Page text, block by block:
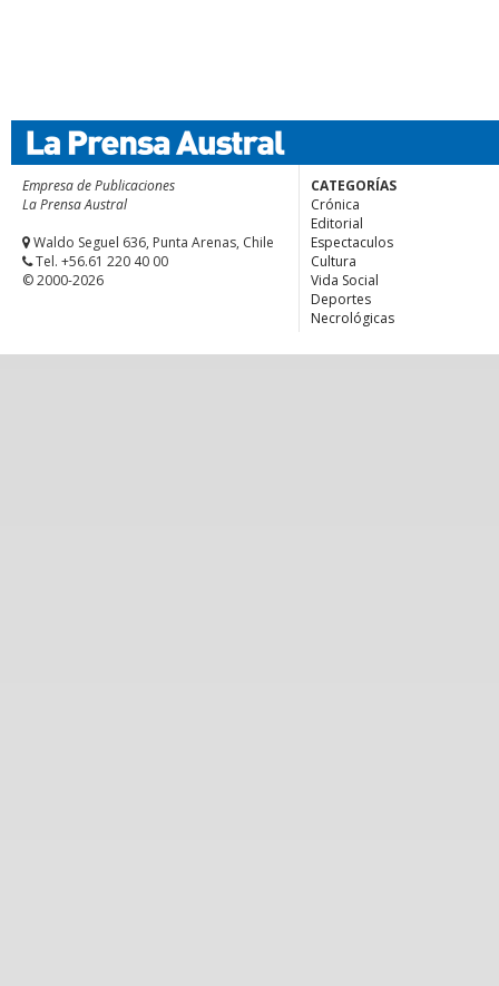
Empresa de Publicaciones
La Prensa Austral
Waldo Seguel 636, Punta Arenas, Chile
Tel. +56.61 220 40 00
© 2000-2026
CATEGORÍAS
Crónica
Editorial
Espectaculos
Cultura
Vida Social
Deportes
Necrológicas